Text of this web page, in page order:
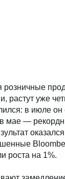
розничные
растут уже
в июле он
мае —
роста на 1%.